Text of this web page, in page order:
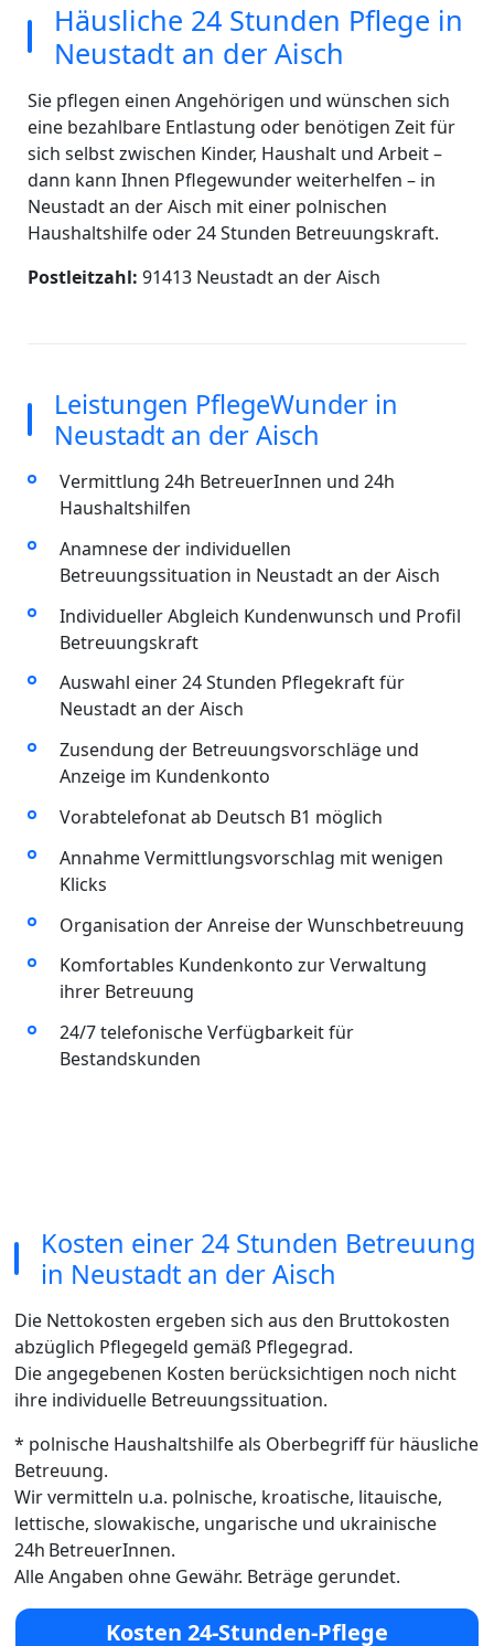
Häusliche 24 Stunden Pflege in
Neustadt an der Aisch
Sie pflegen einen Angehörigen und wünschen sich
eine bezahlbare Entlastung oder benötigen Zeit für
sich selbst zwischen Kinder, Haushalt und Arbeit –
dann kann Ihnen Pflegewunder weiterhelfen – in
Neustadt an der Aisch mit einer polnischen
Haushaltshilfe oder 24 Stunden Betreuungskraft.
Postleitzahl: 91413 Neustadt an der Aisch
Leistungen PflegeWunder in
Neustadt an der Aisch
Vermittlung 24h BetreuerInnen und 24h
Haushaltshilfen
Anamnese der individuellen
Betreuungssituation in Neustadt an der Aisch
Individueller Abgleich Kundenwunsch und Profil
Betreuungskraft
Auswahl einer 24 Stunden Pflegekraft für
Neustadt an der Aisch
Zusendung der Betreuungsvorschläge und
Anzeige im Kundenkonto
Vorabtelefonat ab Deutsch B1 möglich
Annahme Vermittlungsvorschlag mit wenigen
Klicks
Organisation der Anreise der Wunschbetreuung
Komfortables Kundenkonto zur Verwaltung
ihrer Betreuung
24/7 telefonische Verfügbarkeit für
Bestandskunden
Kosten einer 24 Stunden Betreuung
in Neustadt an der Aisch
Die Nettokosten ergeben sich aus den Bruttokosten
abzüglich Pflegegeld gemäß Pflegegrad.
Die angegebenen Kosten berücksichtigen noch nicht
ihre individuelle Betreuungssituation.
* polnische Haushaltshilfe als Oberbegriff für häusliche
Betreuung.
Wir vermitteln u.a. polnische, kroatische, litauische,
lettische, slowakische, ungarische und ukrainische
24h BetreuerInnen.
Alle Angaben ohne Gewähr. Beträge gerundet.
Kosten 24-Stunden-Pflege